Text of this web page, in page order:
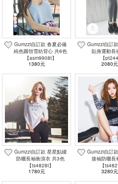
Gumzzi自訂款 春夏必備
純色圓領雪紡背心 共6色
【asm9908t】
1380元
Gumzzi自訂
貼身運動長
【
2080元
Gumzzi自訂款 星星點綴
防曬長袖衝浪衣 共3色
【ts4828t】
1780元
Gumzzi自訂
接袖防曬長
【
3280元